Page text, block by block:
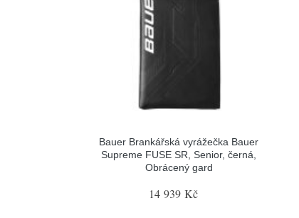
Bauer Brankářská vyrážečka Bauer
Supreme FUSE SR, Senior, černá,
Obrácený gard
14 939 Kč